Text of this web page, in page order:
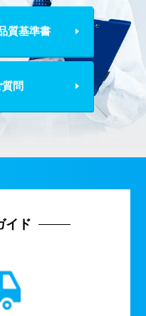
質基準書
問
イド